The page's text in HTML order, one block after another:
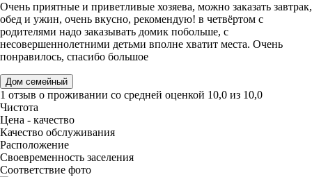
Очень приятные и приветливые хозяева, можно заказать завтрак,
обед и ужин, очень вкусно, рекомендую! в четвёртом с
родителями надо заказывать домик побольше, с
несовершеннолетними детьми вполне хватит места. Очень
понравилось, спасибо большое
Дом семейный
1 отзыв о проживании со средней оценкой 10,0 из 10,0
Чистота
Цена - качество
Качество обслуживания
Расположение
Своевременность заселения
Соответствие фото